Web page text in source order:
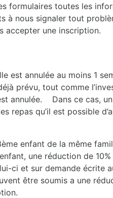
formulaires toutes les
à nous signaler tout
accepter une inscription.
est annulée au moins 1
prévu, tout comme
annulée. Dans ce cas,
repas qu’il est possible
enfant de la même
une réduction de
ci et sur demande écrite
être soumis a une